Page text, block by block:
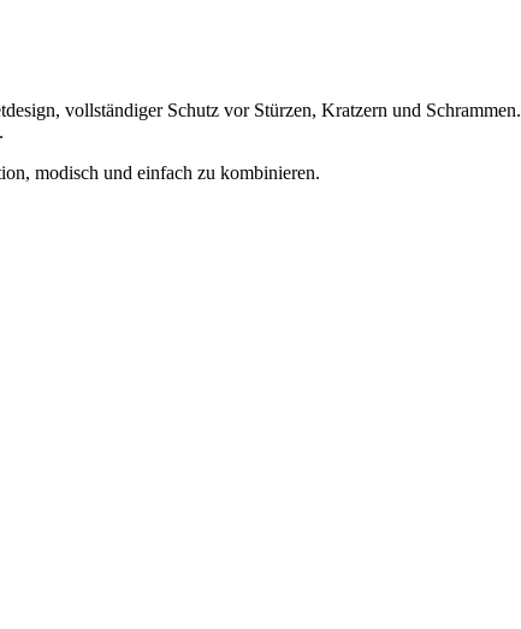
vollständiger Schutz vor Stürzen, Kratzern und Schrammen.
modisch und einfach zu kombinieren.